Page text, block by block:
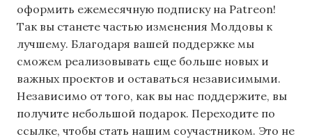
оформить ежемесячную подписку на Patreon!
Так вы станете частью изменения Молдовы к
лучшему. Благодаря вашей поддержке мы
сможем реализовывать еще больше новых и
важных проектов и оставаться независимыми.
Независимо от того, как вы нас поддержите, вы
получите небольшой подарок. Переходите по
ссылке, чтобы стать нашим соучастником. Это не